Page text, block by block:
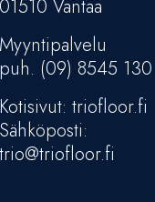
01510 Vantaa
Myyntipalvelu
puh. (09) 8545 130
Kotisivut: triofloor.fi
Sähköposti:
trio@triofloor.fi